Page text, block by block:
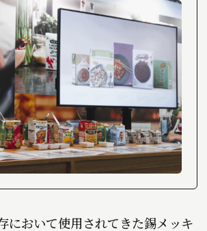
において使用されてきた錫メッキ